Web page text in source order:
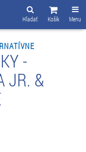
Menu
Košík
Hľadať
-
JR. &